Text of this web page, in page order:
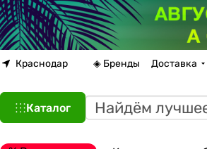
Краснодар ◈ Бренды Доставка
Каталог